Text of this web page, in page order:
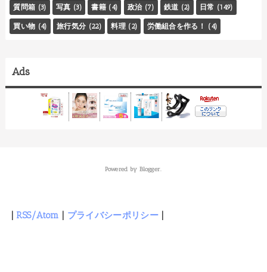
質問箱 (3) 写真 (3) 書籍 (4) 政治 (7) 鉄道 (2) 日常 (149)
買い物 (4) 旅行気分 (22) 料理 (2) 労働組合を作る！ (4)
Ads
Powered by Blogger.
RSS/Atom プライバシーポリシー|